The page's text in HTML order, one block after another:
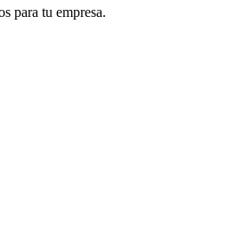
para tu empresa.